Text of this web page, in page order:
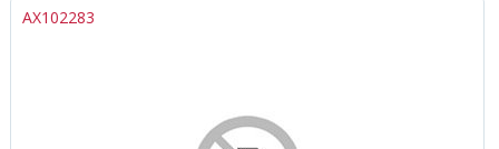
AX102283